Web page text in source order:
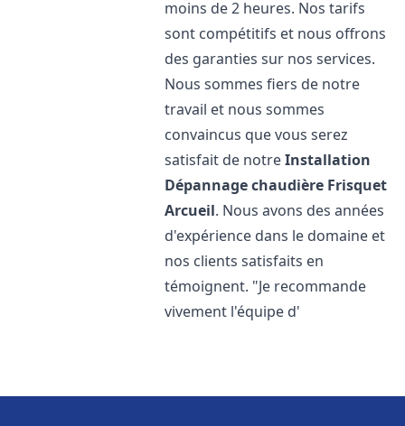
moins de 2 heures. Nos tarifs
sont compétitifs et nous offrons
des garanties sur nos services.
Nous sommes fiers de notre
travail et nous sommes
convaincus que vous serez
satisfait de notreInstallation
Dépannage chaudière Frisquet
Arcueil. Nous avons des années
d'expérience dans le domaine et
nos clients satisfaits en
témoignent. "Je recommande
vivement l'équipe d'